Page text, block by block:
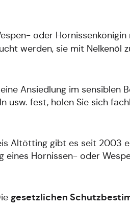
oder
werden, sie mit Nelkenöl
Ansiedlung im sensiblen
usw. fest, holen Sie sich
Altötting gibt es seit 2003
eines Hornissen- oder
gesetzlichen